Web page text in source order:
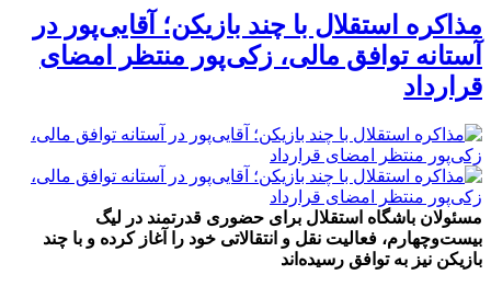
مذاکره استقلال با چند بازیکن؛ آقایی‌پور در
آستانه توافق مالی، زکی‌پور منتظر امضای
قرارداد
مسئولان باشگاه استقلال برای حضوری قدرتمند در لیگ
بیست‌وچهارم، فعالیت نقل و انتقالاتی خود را آغاز کرده و با چند
بازیکن نیز به توافق رسیده‌اند